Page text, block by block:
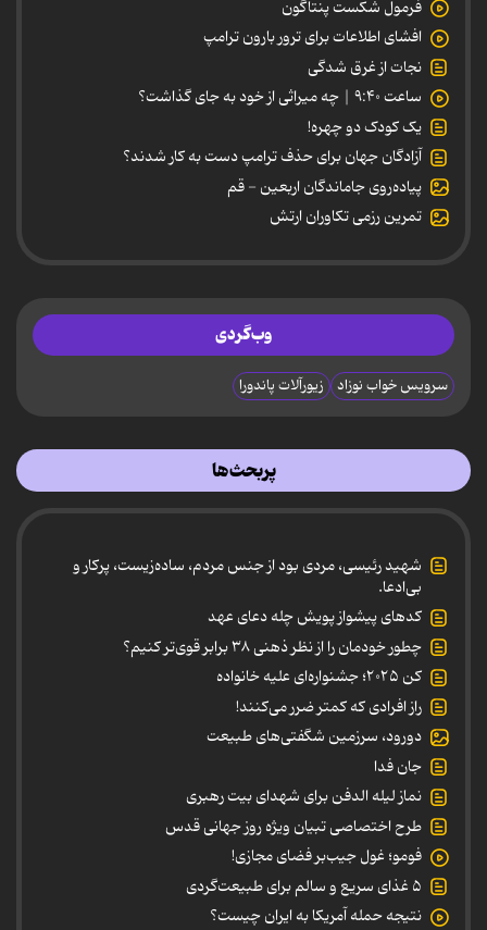
فرمول شکست پنتاگون
افشای اطلاعات برای ترور بارون ترامپ
نجات از غرق شدگی
ساعت ۹:۴۰ | چه میراثی از خود به جای گذاشت؟
یک کودک دو چهره!
آزادگان جهان برای حذف ترامپ دست به کار شدند؟
پیاده‌روی جاماندگان اربعین - قم
تمرین رزمی تکاوران ارتش
وب‌گردی
سرویس خواب نوزاد زیورآلات پاندورا
پربحث‌ها
شهید رئیسی، مردی بود از جنس مردم، ساده‌زیست، پرکار و
بی‌ادعا.
کدهای پیشواز پویش چله دعای عهد
چطور خودمان را از نظر ذهنی ۳۸ برابر قوی‌تر کنیم؟
کن ۲۰۲۵؛ جشنواره‌ای علیه خانواده
راز افرادی که کمتر ضرر می‌کنند!
دورود، سرزمین شگفتی‌های طبیعت
جان فدا
نماز لیله الدفن برای شهدای بیت رهبری
طرح اختصاصی تبیان ویژه روز جهانی قدس
فومو؛ غول جیب‌بر فضای مجازی!
۵ غذای سریع و سالم برای طبیعت‌گردی
نتیجه حمله آمریکا به ایران چیست؟